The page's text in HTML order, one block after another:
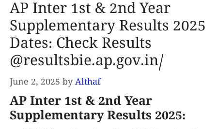
AP Inter 1st & 2nd Year
Supplementary Results 2025
Dates: Check Results
@resultsbie.ap.gov.in/
June 2, 2025 by Althaf
AP Inter 1st & 2nd Year
Supplementary Results 2025: